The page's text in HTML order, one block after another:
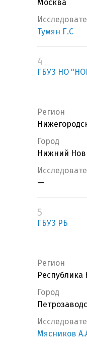
Москва
Тумян Г.С
4
ГБУЗ НО
Регион
Город
Нижний
—
5
ГБУЗ РБ
Регион
Республика
Город
Мясников